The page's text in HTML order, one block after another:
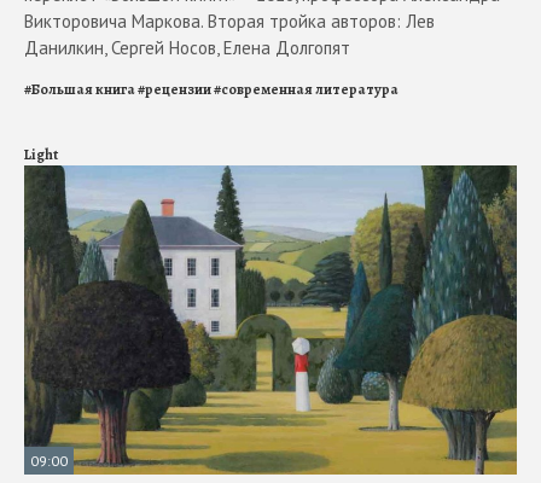
Викторовича Маркова. Вторая тройка авторов: Лев
Данилкин, Сергей Носов, Елена Долгопят
#Большая книга#рецензии#современная литература
Light
09:00